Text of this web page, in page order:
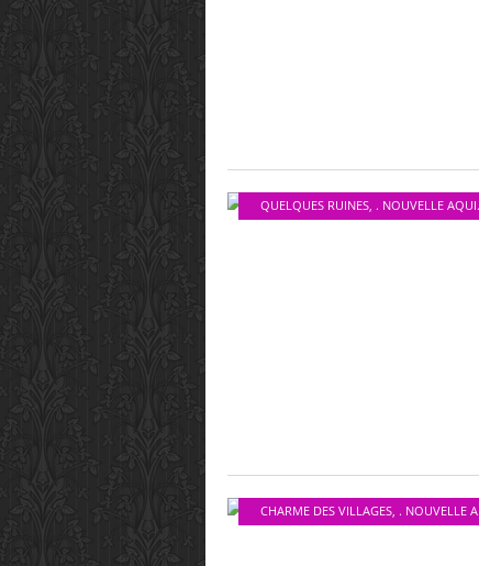
QUELQUES RUINES . NOUVELLE AQUITAINE
CHARME DES VILLAGES . NOUVELLE AQUITAINE